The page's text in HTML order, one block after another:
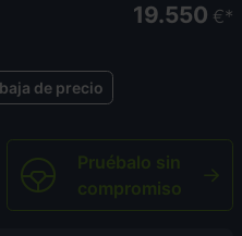
19.550 €
de precio
Pruébalo sin
compromiso